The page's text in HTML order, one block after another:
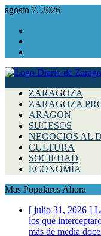
agosto 7, 2026
ZARAGOZA
ZARAGOZA
ARAGON
SUCESOS
NEGOCIOS AL
CULTURA
SOCIEDAD
ECONOMÍA
Mas Populares Ahora
[ julio 31, 2026 ]
los que
más de media